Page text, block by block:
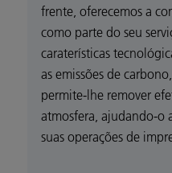
frente, oferecemos a
como parte do seu
caraterísticas
as emissões de
permite-lhe remover
atmosfera, ajudando-o
suas operações de